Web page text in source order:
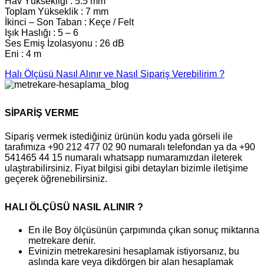
Toplam Yükseklik : 7 mm
İkinci – Son Taban : Keçe / Felt
Işık Haslığı : 5 – 6
Ses Emiş İzolasyonu : 26 dB
Eni : 4 m
Halı Ölçüsü Nasıl Alınır ve Nasıl Sipariş Verebilirim ?
SİPARİŞ VERME
Sipariş vermek istediğiniz ürünün kodu yada görseli ile
tarafımıza +90 212 477 02 90 numaralı telefondan ya da +90
541465 44 15 numaralı whatsapp numaramızdan ileterek
ulaştırabilirsiniz. Fiyat bilgisi gibi detayları bizimle iletişime
geçerek öğrenebilirsiniz.
HALI ÖLÇÜSÜ NASIL ALINIR ?
En ile Boy ölçüsünün çarpımında çıkan sonuç miktarına
metrekare denir.
Evinizin metrekaresini hesaplamak istiyorsanız, bu
aslında kare veya dikdörgen bir alan hesaplamak